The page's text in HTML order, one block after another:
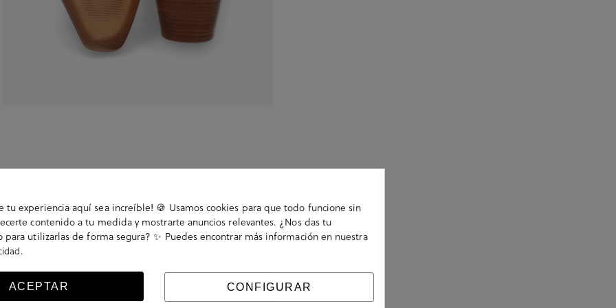
trasera. La plantilla no es extraible. Hecho
tu experiencia aquí sea increíble! 🍪 Usamos cookies para que todo funcione sin
contenido a tu medida y mostrarte anuncios relevantes. ¿Nos das tu
utilizarlas de forma segura? ✨ Puedes encontrar más información en nuestra
.
ACEPTAR CONFIGURAR